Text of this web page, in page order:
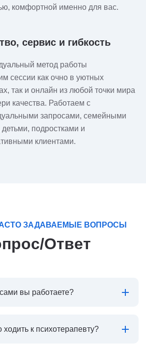
комфортной именно для вас.
сервис и гибкость
метод работы
сессии как очно в уютных
так и онлайн из любой точки мира
качества. Работаем с
запросами, семейными
подростками и
клиентами.
ЗАДАВАЕМЫЕ ВОПРОСЫ
Ответ
вы работаете?
ходить к психотерапевту?